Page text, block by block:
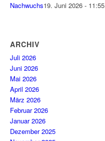
Nachwuchs19. Juni 2026 - 11:55
ARCHIV
Juli 2026
Juni 2026
Mai 2026
April 2026
März 2026
Februar 2026
Januar 2026
Dezember 2025